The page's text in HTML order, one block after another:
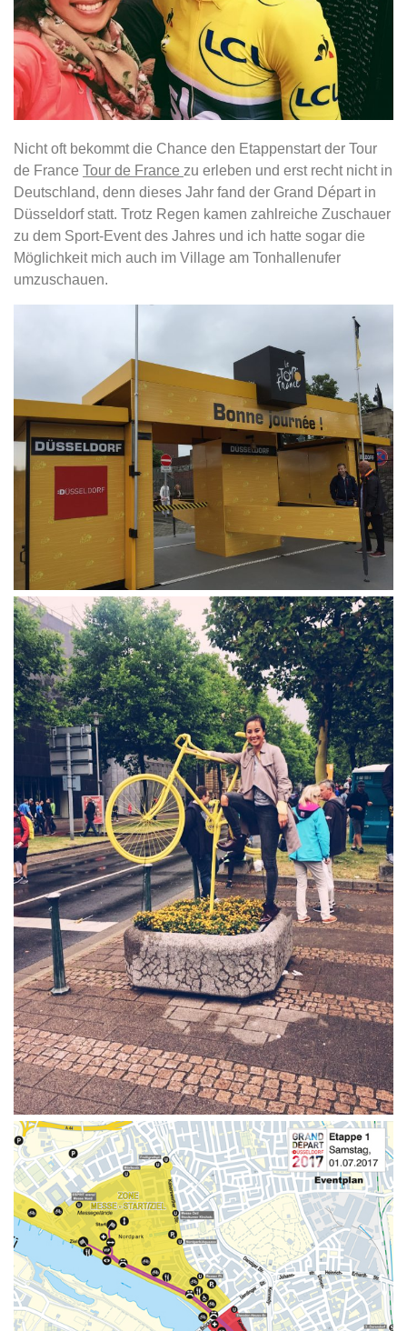
Nicht oft bekommt die Chance den Etappenstart der Tour
de France Tour de France zu erleben und erst recht nicht in
Deutschland, denn dieses Jahr fand der Grand Départ in
Düsseldorf statt. Trotz Regen kamen zahlreiche Zuschauer
zu dem Sport-Event des Jahres und ich hatte sogar die
Möglichkeit mich auch im Village am Tonhallenufer
umzuschauen.